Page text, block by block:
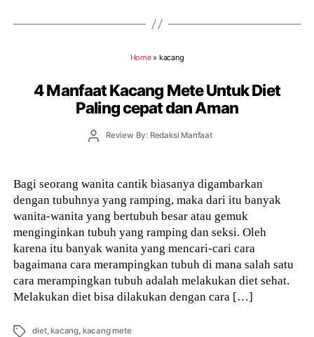
Home» kacang
4 Manfaat Kacang Mete Untuk Diet
Paling cepat dan Aman
PostReview By: Redaksi Manfaat
Bagi seorang wanita cantik biasanya digambarkan
dengan tubuhnya yang ramping, maka dari itu banyak
wanita-wanita yang bertubuh besar atau gemuk
menginginkan tubuh yang ramping dan seksi. Oleh
karena itu banyak wanita yang mencari-cari cara
bagaimana cara merampingkan tubuh di mana salah satu
cara merampingkan tubuh adalah melakukan diet sehat.
Melakukan diet bisa dilakukan dengan cara […]
Tags diet, kacang, kacang mete